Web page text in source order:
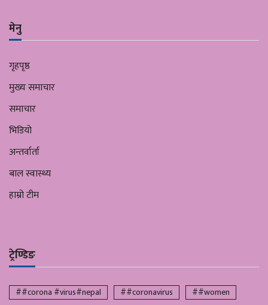
मेनु
गृहपृष्ठ
मुख्य समाचार
समाचार
भिडियो
अन्तर्वार्ता
बाल स्वास्थ्य
हाम्रो टीम
ट्रेण्डिङ
##corona #virus#nepal ##coronavirus
##women